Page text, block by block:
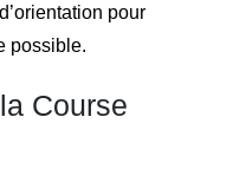
pour
possible.
Course